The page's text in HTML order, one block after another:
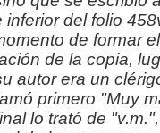
inferior del folio
de formar
de la copia,
autor era un
primero "Muy
lo trató de